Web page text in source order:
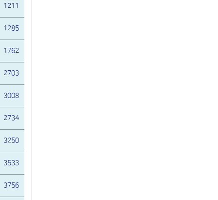
1211
1285
1762
2703
3008
2734
3250
3533
3756